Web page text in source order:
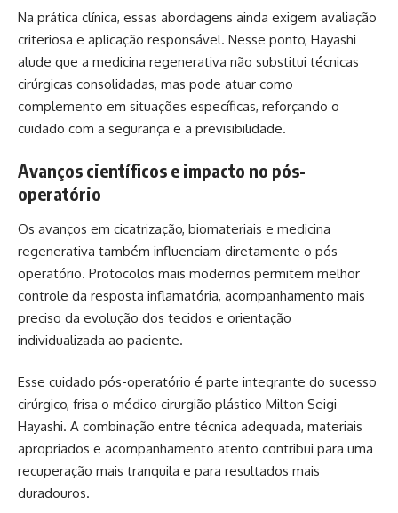
Na prática clínica, essas abordagens ainda exigem avaliação
criteriosa e aplicação responsável. Nesse ponto, Hayashi
alude que a medicina regenerativa não substitui técnicas
cirúrgicas consolidadas, mas pode atuar como
complemento em situações específicas, reforçando o
cuidado com a segurança e a previsibilidade.
Avanços científicos e impacto no pós-
operatório
Os avanços em cicatrização, biomateriais e medicina
regenerativa também influenciam diretamente o pós-
operatório. Protocolos mais modernos permitem melhor
controle da resposta inflamatória, acompanhamento mais
preciso da evolução dos tecidos e orientação
individualizada ao paciente.
Esse cuidado pós-operatório é parte integrante do sucesso
cirúrgico, frisa o médico cirurgião plástico Milton Seigi
Hayashi. A combinação entre técnica adequada, materiais
apropriados e acompanhamento atento contribui para uma
recuperação mais tranquila e para resultados mais
duradouros.